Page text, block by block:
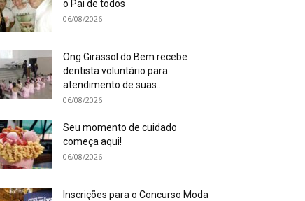
o Pai de todos
06/08/2026
Ong Girassol do Bem recebe
dentista voluntário para
atendimento de suas...
06/08/2026
Seu momento de cuidado
começa aqui!
06/08/2026
Inscrições para o Concurso Moda